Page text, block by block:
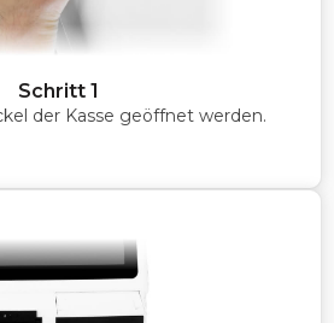
Schritt 1
der Kasse geöffnet werden.